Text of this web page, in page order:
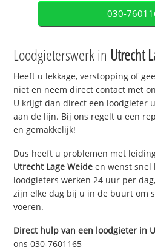
030-
Loodgieterswerk in Utrecht
Heeft u lekkage, verstopping of
niet en neem direct contact met
U krijgt dan direct een loodgieter
aan de lijn. Bij ons regelt u een
en gemakkelijk!
Dus heeft u problemen met
Utrecht Lage Weide en wenst snel
loodgieters werken 24 uur per
zijn elke dag bij u in de buurt om
voeren.
Direct hulp van een loodgieter in
ons 030-7601165